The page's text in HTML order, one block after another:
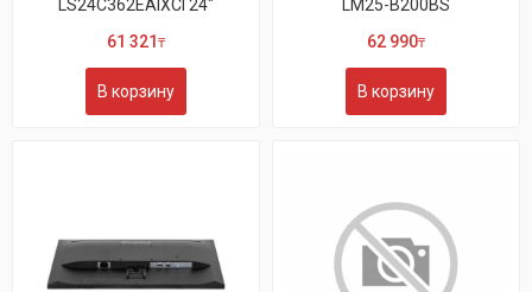
LS24C362EAIXCI 24"
61 321 ₸
В корзину
LM25-B200BS
62 990₸
В корзину